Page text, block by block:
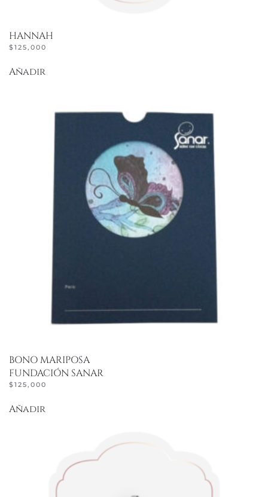
HANNAH
$125,000
Añadir
BONO MARIPOSA
FUNDACIÓN SANAR
$125,000
Añadir